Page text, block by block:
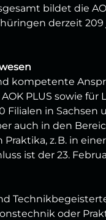
bildet die
derzeit 209
kompetente
PLUS sowie für
Filialen in Sachsen
auch in den
z. B. in
ist der 23.
oder